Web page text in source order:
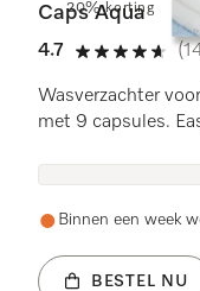
20% korting
Caps Aqua
4.7
4.7 sterren op 5
Wasverzachter
met 9 capsules.
Binnen een week
BESTEL NU